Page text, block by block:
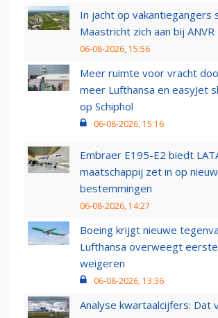
In jacht op vakantiegangers
Maastricht zich aan bij ANVR
06-08-2026, 15:56
Meer ruimte voor vracht
meer Lufthansa en easyJet
op Schiphol
06-08-2026, 15:16
Embraer E195-E2 biedt
maatschappij zet in op
bestemmingen
06-08-2026, 14:27
Boeing krijgt nieuwe
Lufthansa overweegt
weigeren
06-08-2026, 13:36
Analyse kwartaalcijfers: Dat